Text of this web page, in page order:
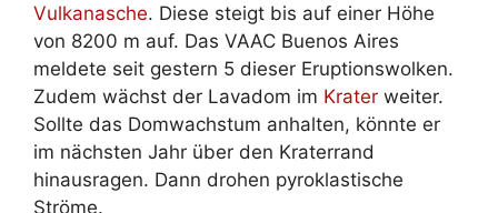
Vulkanasche. Diese steigt bis auf einer Höhe
von 8200 m auf. Das VAAC Buenos Aires
meldete seit gestern 5 dieser Eruptionswolken.
Zudem wächst der Lavadom im Krater weiter.
Sollte das Domwachstum anhalten, könnte er
im nächsten Jahr über den Kraterrand
hinausragen. Dann drohen pyroklastische
Ströme.